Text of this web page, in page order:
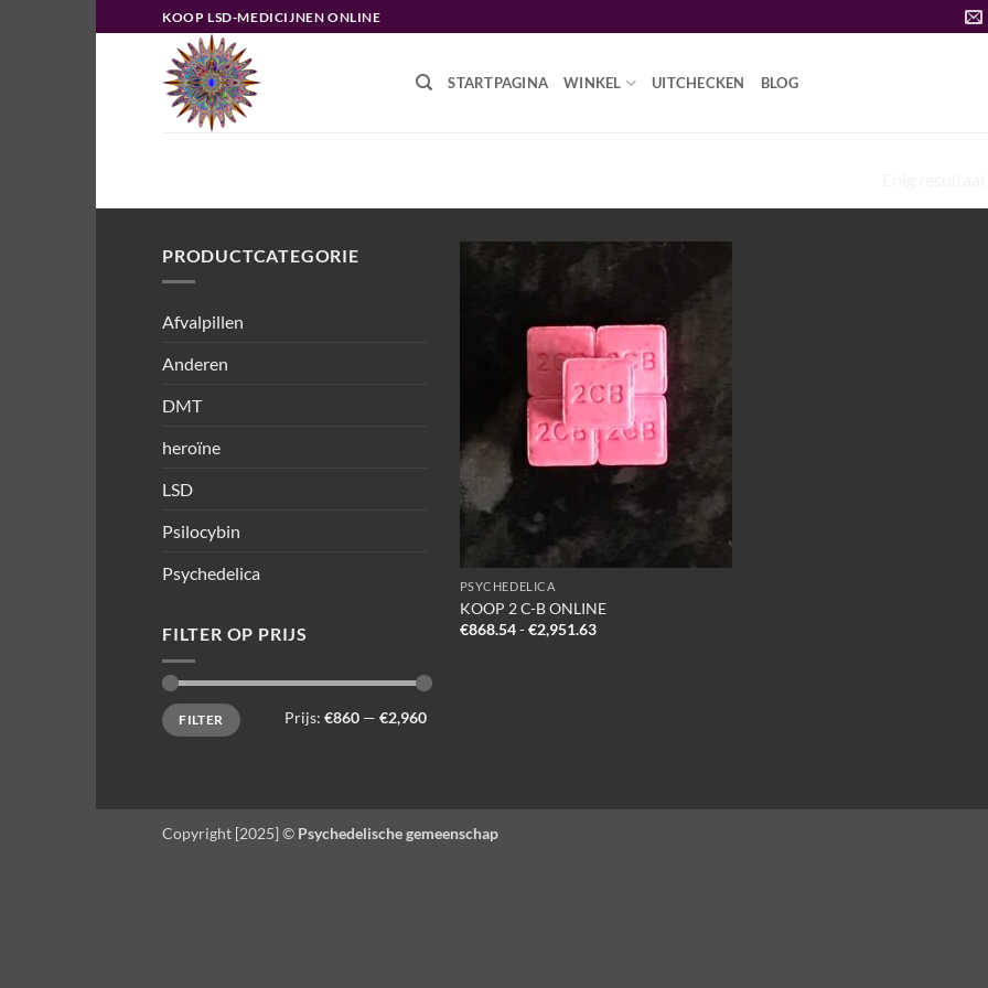
naar
KOOP LSD-MEDICIJNEN ONLINE
STARTPAGINA WINKEL UITCHECKEN BLOG
PRODUCTCATEGORIE
Afvalpillen
Anderen
DMT
heroïne
LSD
Psilocybin
Psychedelica
FILTER OP PRIJS
Min.
prijs
Max.
prijsFILTER Prijs: €860 — €2,960
PSYCHEDELICA
KOOP 2 C-B ONLINE
€868.54-€2,951.63Prijsklasse:
Copyright [2025] © Psychedelische gemeenschap